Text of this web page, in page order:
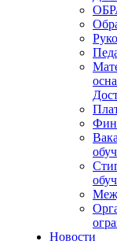
Новости